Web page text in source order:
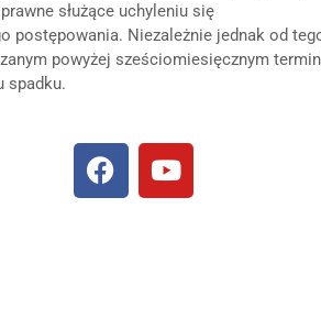
służące uchyleniu się
postępowania. Niezależnie jednak od
powyżej sześciomiesięcznym
spadku.